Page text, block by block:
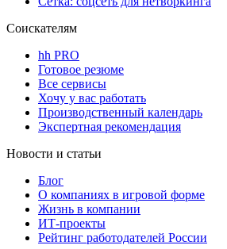
Соискателям
hh PRO
Готовое резюме
Все сервисы
Хочу у вас работать
Производственный календарь
Экспертная рекомендация
Новости и статьи
Блог
О компаниях в игровой форме
Жизнь в компании
ИТ-проекты
Рейтинг работодателей России